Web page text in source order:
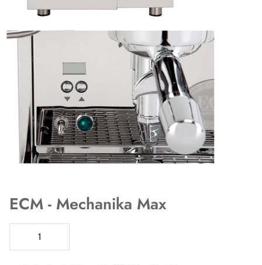
ECM - Mechanika Max